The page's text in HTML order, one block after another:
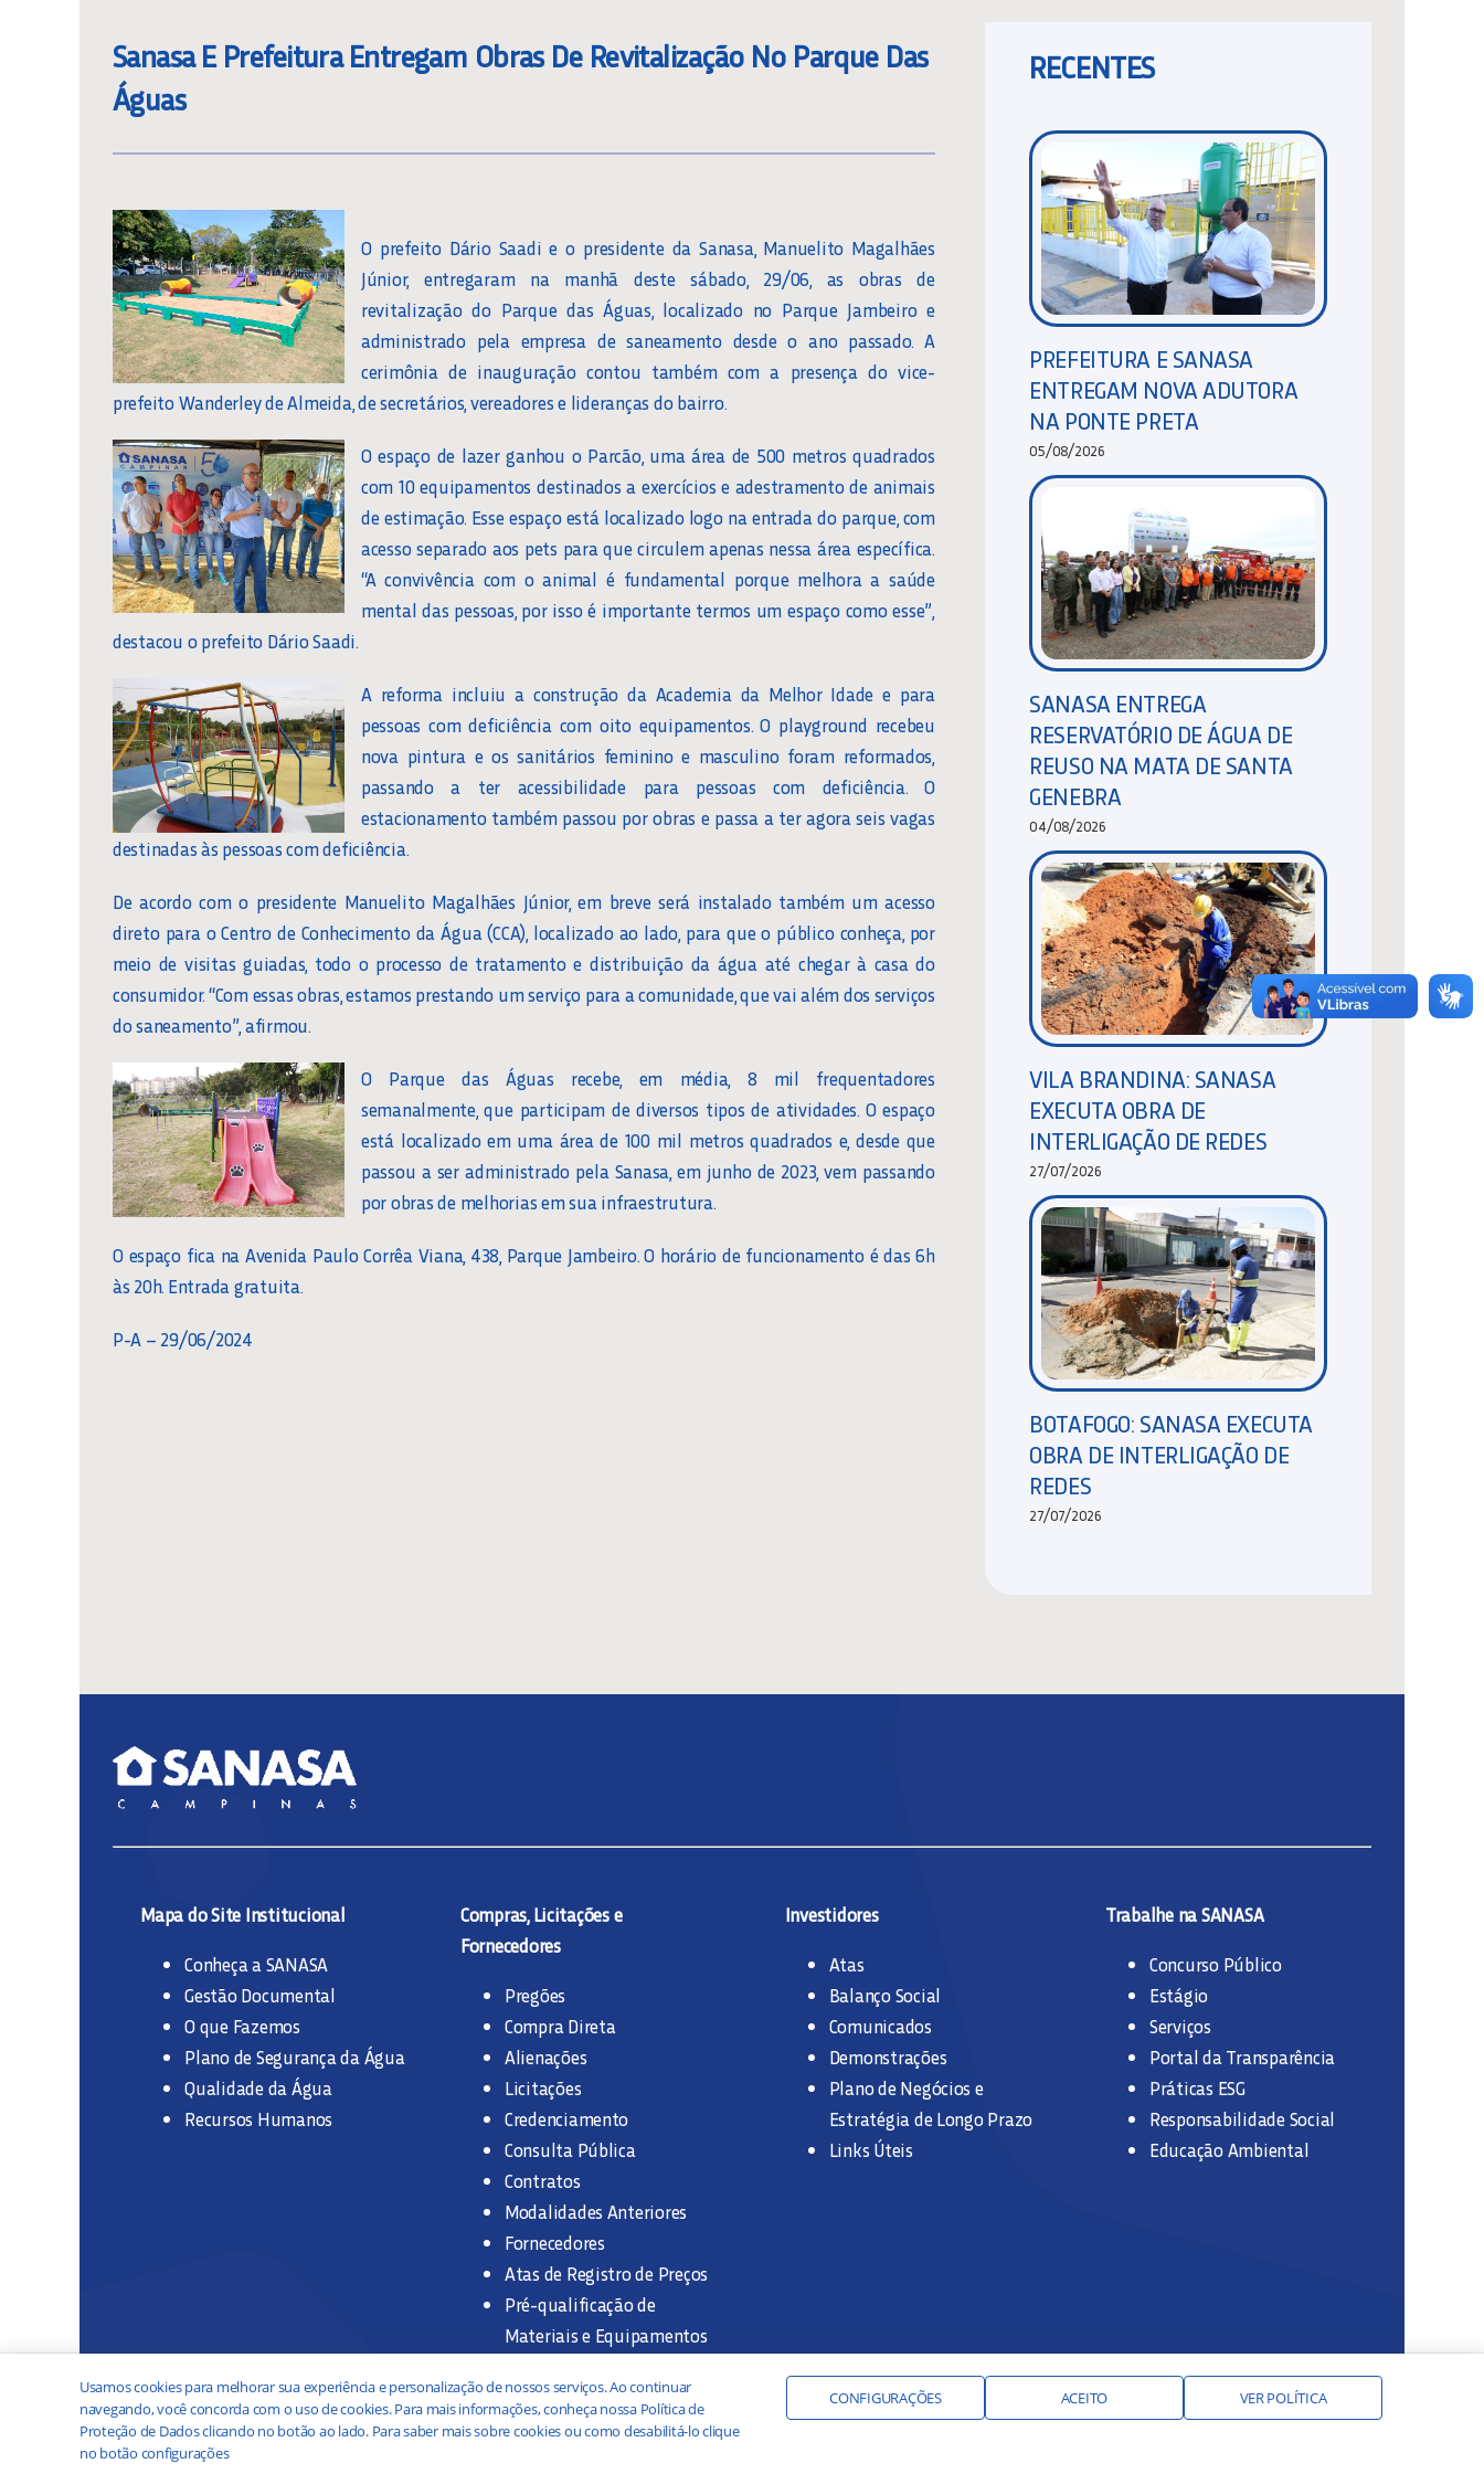
Sanasa E Prefeitura Entregam Obras De Revitalização No Parque Das
Águas
O prefeito Dário Saadi e o presidente da Sanasa, Manuelito Magalhães
Júnior, entregaram na manhã deste sábado, 29/06, as obras de
revitalização do Parque das Águas, localizado no Parque Jambeiro e
administrado pela empresa de saneamento desde o ano passado. A
cerimônia de inauguração contou também com a presença do vice-
prefeito Wanderley de Almeida, de secretários, vereadores e lideranças do bairro.
O espaço de lazer ganhou o Parcão, uma área de 500 metros quadrados
com 10 equipamentos destinados a exercícios e adestramento de animais
de estimação. Esse espaço está localizado logo na entrada do parque, com
acesso separado aos pets para que circulem apenas nessa área específica.
“A convivência com o animal é fundamental porque melhora a saúde
mental das pessoas, por isso é importante termos um espaço como esse”,
destacou o prefeito Dário Saadi.
A reforma incluiu a construção da Academia da Melhor Idade e para
pessoas com deficiência com oito equipamentos. O playground recebeu
nova pintura e os sanitários feminino e masculino foram reformados,
passando a ter acessibilidade para pessoas com deficiência. O
estacionamento também passou por obras e passa a ter agora seis vagas
destinadas às pessoas com deficiência.
De acordo com o presidente Manuelito Magalhães Júnior, em breve será instalado também um acesso
direto para o Centro de Conhecimento da Água (CCA), localizado ao lado, para que o público conheça, por
meio de visitas guiadas, todo o processo de tratamento e distribuição da água até chegar à casa do
consumidor. “Com essas obras, estamos prestando um serviço para a comunidade, que vai além dos serviços
do saneamento”, afirmou.
O Parque das Águas recebe, em média, 8 mil frequentadores
semanalmente, que participam de diversos tipos de atividades. O espaço
está localizado em uma área de 100 mil metros quadrados e, desde que
passou a ser administrado pela Sanasa, em junho de 2023, vem passando
por obras de melhorias em sua infraestrutura.
O espaço fica na Avenida Paulo Corrêa Viana, 438, Parque Jambeiro. O horário de funcionamento é das 6h
às 20h. Entrada gratuita.
P-A – 29/06/2024
RECENTES
PREFEITURA E SANASA
ENTREGAM NOVA ADUTORA
NA PONTE PRETA
05/08/2026
SANASA ENTREGA
RESERVATÓRIO DE ÁGUA DE
REUSO NA MATA DE SANTA
GENEBRA
04/08/2026
VILA BRANDINA: SANASA
EXECUTA OBRA DE
INTERLIGAÇÃO DE REDES
27/07/2026
BOTAFOGO: SANASA EXECUTA
OBRA DE INTERLIGAÇÃO DE
REDES
27/07/2026
Mapa do Site Institucional
Conheça a SANASA
Gestão Documental
O que Fazemos
Plano de Segurança da Água
Qualidade da Água
Recursos Humanos
Compras, Licitações e
Fornecedores
Pregões
Compra Direta
Alienações
Licitações
Credenciamento
Consulta Pública
Contratos
Modalidades Anteriores
Fornecedores
Atas de Registro de Preços
Pré-qualificação de
Materiais e Equipamentos
Documentação Interna
Investidores
Atas
Balanço Social
Comunicados
Demonstrações
Plano de Negócios e
Estratégia de Longo Prazo
Links Úteis
Trabalhe na SANASA
Concurso Público
Estágio
Serviços
Portal da Transparência
Práticas ESG
Responsabilidade Social
Educação Ambiental
Usamos cookies para melhorar sua experiência e personalização de nossos serviços. Ao continuar
navegando, você concorda com o uso de cookies. Para mais informações, conheça nossa Política de
Proteção de Dados clicando no botão ao lado. Para saber mais sobre cookies ou como desabilitá-lo clique
no botão configurações
CONFIGURAÇÕES ACEITO VER POLÍTICA